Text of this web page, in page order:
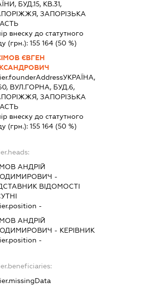
БУД.15, КВ.31,
ЗАПОРІЗЬКА
внеску до статутного
(грн.): 155 164(50 %)
ЄВГЕН
УКРАЇНА,
ВУЛ.ГОРНА, БУД.6,
ЗАПОРІЗЬКА
внеску до статутного
(грн.): 155 164(50 %)
АНДРІЙ
-
ВІДОМОСТІ
-
АНДРІЙ
- КЕРІВНИК
-